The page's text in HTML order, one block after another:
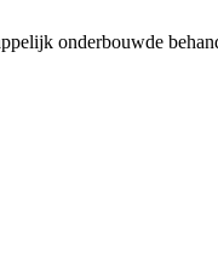
onderbouwde